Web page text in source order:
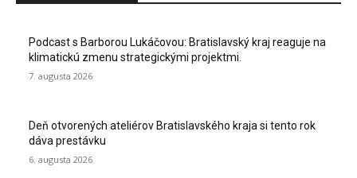
Podcast s Barborou Lukáčovou: Bratislavský kraj reaguje na
klimatickú zmenu strategickými projektmi.
7. augusta 2026
Deň otvorených ateliérov Bratislavského kraja si tento rok
dáva prestávku
6. augusta 2026